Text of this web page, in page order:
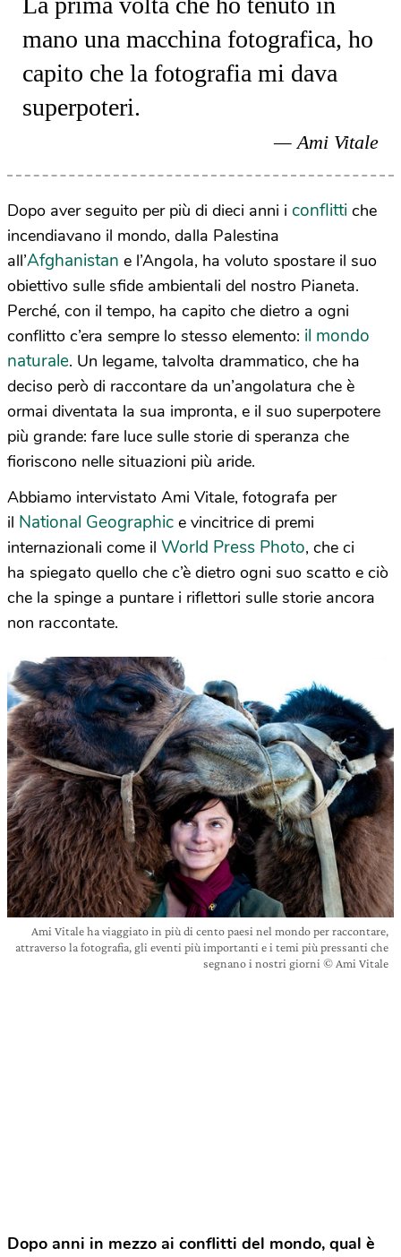
mano una macchina fotografica, ho
capito che la fotografia mi dava
superpoteri.
Ami Vitale
Dopo aver seguito per più di dieci anni i conflitti che
incendiavano il mondo, dalla Palestina
all’Afghanistan e l’Angola, ha voluto spostare il suo
obiettivo sulle sfide ambientali del nostro Pianeta.
Perché, con il tempo, ha capito che dietro a ogni
conflitto c’era sempre lo stesso elemento: il mondo
naturale. Un legame, talvolta drammatico, che ha
deciso però di raccontare da un’angolatura che è
ormai diventata la sua impronta, e il suo superpotere
più grande: fare luce sulle storie di speranza che
fioriscono nelle situazioni più aride.
Abbiamo intervistato Ami Vitale, fotografa per
il National Geographic e vincitrice di premi
internazionali come il World Press Photo, che ci
ha spiegato quello che c’è dietro ogni suo scatto e ciò
che la spinge a puntare i riflettori sulle storie ancora
non raccontate.
Ami Vitale ha viaggiato in più di cento paesi nel mondo per raccontare,
attraverso la fotografia, gli eventi più importanti e i temi più pressanti che
segnano i nostri giorni © Ami Vitale
Dopo anni in mezzo ai conflitti del mondo, qual è